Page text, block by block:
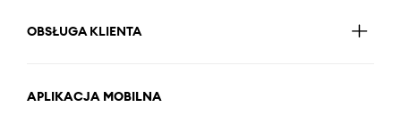
OBSŁUGA KLIENTA
APLIKACJA MOBILNA